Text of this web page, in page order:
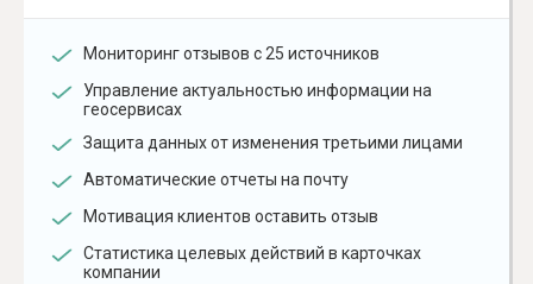
Мониторинг отзывов с 25 источников
Управление актуальностью информации на
геосервисах
Защита данных от изменения третьими лицами
Автоматические отчеты на почту
Мотивация клиентов оставить отзыв
Статистика целевых действий в карточках
компании